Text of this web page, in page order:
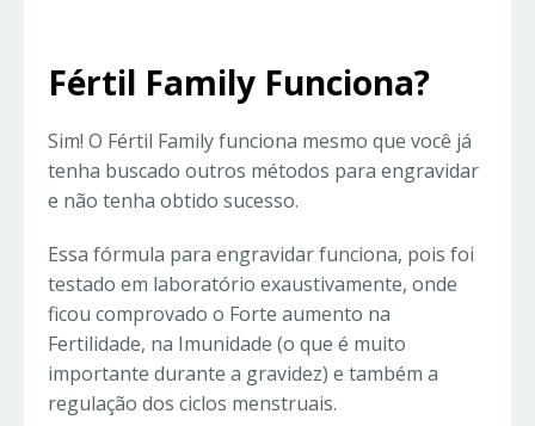
Fértil Family Funciona?
Sim! O Fértil Family funciona mesmo que você já
tenha buscado outros métodos para engravidar
e não tenha obtido sucesso.
Essa fórmula para engravidar funciona, pois foi
testado em laboratório exaustivamente, onde
ficou comprovado o Forte aumento na
Fertilidade, na Imunidade (o que é muito
importante durante a gravidez) e também a
regulação dos ciclos menstruais.